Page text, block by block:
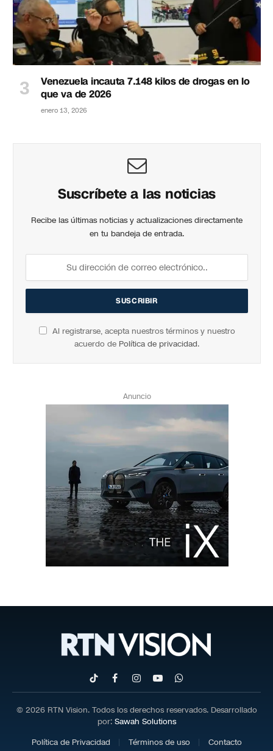
Venezuela incauta 7.148 kilos de drogas en lo
que va de 2026
enero 13, 2026
Suscríbete a las noticias
Recibe las últimas noticias y actualizaciones directamente
en tu bandeja de entrada.
Al registrarse, acepta nuestros términos y nuestro
acuerdo de Política de privacidad.
Anuncio
TikTokFacebookInstagram
YouTubeWhatsApp
© 2026 RTN Vision. Todos los derechos reservados. Desarrollado
por: Sawah Solutions
Política de Privacidad
Términos de uso Contacto